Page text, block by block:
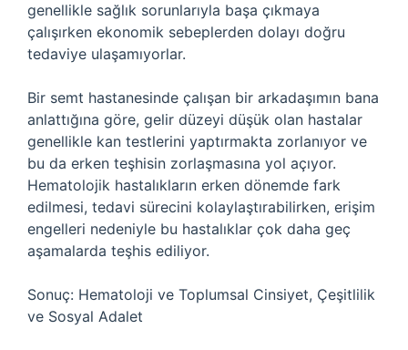
genellikle sağlık sorunlarıyla başa çıkmaya
çalışırken ekonomik sebeplerden dolayı doğru
tedaviye ulaşamıyorlar.
Bir semt hastanesinde çalışan bir arkadaşımın bana
anlattığına göre, gelir düzeyi düşük olan hastalar
genellikle kan testlerini yaptırmakta zorlanıyor ve
bu da erken teşhisin zorlaşmasına yol açıyor.
Hematolojik hastalıkların erken dönemde fark
edilmesi, tedavi sürecini kolaylaştırabilirken, erişim
engelleri nedeniyle bu hastalıklar çok daha geç
aşamalarda teşhis ediliyor.
Sonuç: Hematoloji ve Toplumsal Cinsiyet, Çeşitlilik
ve Sosyal Adalet